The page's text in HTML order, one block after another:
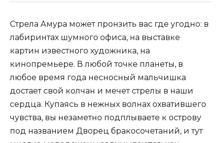
Стрела Амура может пронзить вас где угодно: в
лабиринтах шумного офиса, на выставке
картин известного художника, на
кинопремьере. В любой точке планеты, в
любое время года несносный мальчишка
достает свой колчан и мечет стрелы в наши
сердца. Купаясь в нежных волнах охватившего
чувства, вы незаметно подплываете к острову
под названием Дворец бракосочетаний, и тут